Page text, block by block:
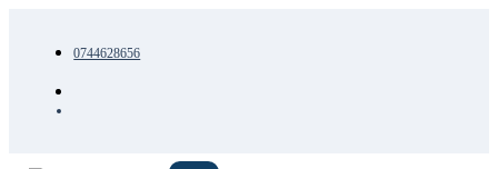
0744628656